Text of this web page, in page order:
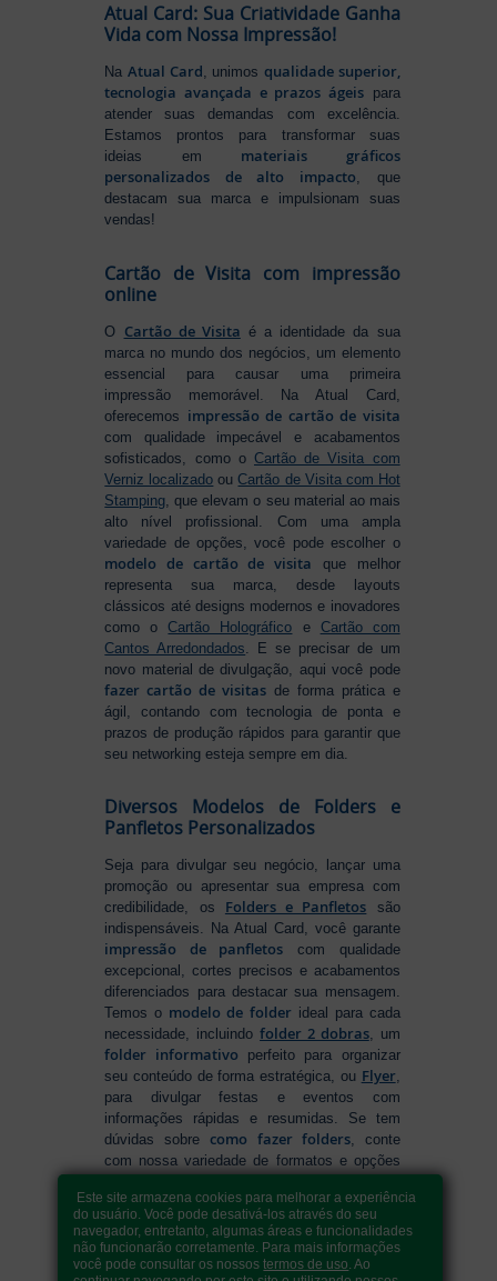
Atual Card: Sua Criatividade Ganha
Vida com Nossa Impressão!
Na Atual Card, unimos qualidade superior,
tecnologia avançada e prazos ágeispara
atender suas demandas com excelência.
Estamos prontos para transformar suas
ideias em materiais gráficos
personalizados de alto impacto, que
destacam sua marca e impulsionam suas
vendas!
Cartão de Visita com impressão
online
O Cartão de Visita é a identidade da sua
marca no mundo dos negócios, um elemento
essencial para causar uma primeira
impressão memorável. Na Atual Card,
oferecemos impressão de cartão de visita
com qualidade impecável e acabamentos
sofisticados, como o Cartão de Visita com
Verniz localizado ouCartão de Visita com Hot
Stamping , que elevam o seu material ao mais
alto nível profissional. Com uma ampla
variedade de opções, você pode escolher o
modelo de cartão de visita que melhor
representa sua marca, desde layouts
clássicos até designs modernos e inovadores
como oCartão Holográfico e Cartão com
Cantos Arredondados . E se precisar de um
novo material de divulgação, aqui você pode
fazer cartão de visitas de forma prática e
ágil, contando com tecnologia de ponta e
prazos de produção rápidos para garantir que
seu networking esteja sempre em dia.
Diversos Modelos de Folders e
Panfletos Personalizados
Seja para divulgar seu negócio, lançar uma
promoção ou apresentar sua empresa com
credibilidade, os Folders e Panfletos são
indispensáveis. Na Atual Card, você garante
impressão de panfletos com qualidade
excepcional, cortes precisos e acabamentos
diferenciados para destacar sua mensagem.
Temos o modelo de folder ideal para cada
necessidade, incluindofolder 2 dobras, um
folder informativo perfeito para organizar
seu conteúdo de forma estratégica, ou Flyer,
para divulgar festas e eventos com
informações rápidas e resumidas. Se tem
dúvidas sobrecomo fazer folders, conte
com nossa variedade de formatos e opções
destaca. Produção ágil, entrega rápida e
qualidade garantida para levar sua
comunicação a outro nível!
Este site armazena cookies para melhorar a experiência
do usuário. Você pode desativá-los através do seu
navegador, entretanto, algumas áreas e funcionalidades
não funcionarão corretamente. Para mais informações
você pode consultar os nossostermos de uso. Ao